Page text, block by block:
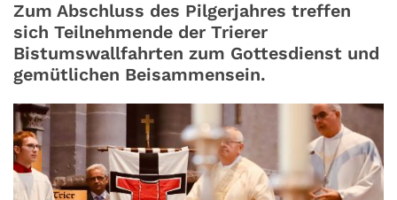
Zum Abschluss des Pilgerjahres treffen
sich Teilnehmende der Trierer
Bistumswallfahrten zum Gottesdienst und
gemütlichen Beisammensein.